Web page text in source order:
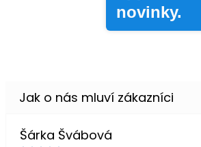
Šárka Švábová
novinky.